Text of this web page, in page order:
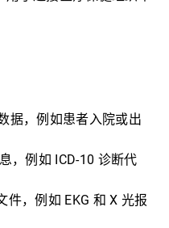
据，例如患者入院或出
，例如 ICD-10 诊断代
件，例如 EKG 和 X 光报